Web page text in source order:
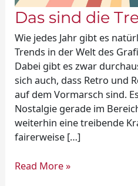
Das sind die
Wie jedes Jahr gibt es
Trends in der Welt des
Dabei gibt es zwar
sich auch, dass Retro und
auf dem Vormarsch sind.
Nostalgie gerade im
weiterhin eine treibende
fairerweise […]
Read More »